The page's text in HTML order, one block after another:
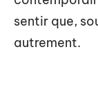
sentir que,
autrement.